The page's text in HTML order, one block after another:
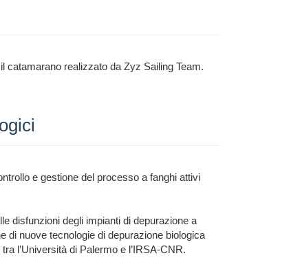
catamarano realizzato da Zyz Sailing Team.
e gestione del processo a fanghi attivi
disfunzioni degli impianti di depurazione a
di nuove tecnologie di depurazione biologica
l’Università di Palermo e l’IRSA-CNR.